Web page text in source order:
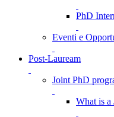
PhD
Eventi e
Post-Lauream
Joint PhD
What is a